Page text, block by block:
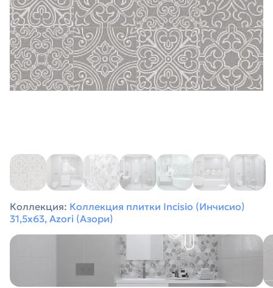
Коллекция: Коллекция плитки Incisio (Инчисио)
31,5х63, Azori (Азори)